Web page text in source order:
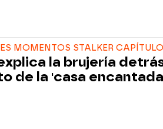
MOMENTOS STALKER
la brujería
de la 'casa